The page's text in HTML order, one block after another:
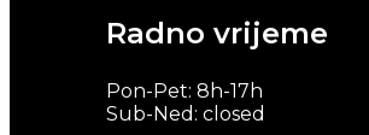
Radno vrijeme
Pon-Pet: 8h-17h
Sub-Ned: closed